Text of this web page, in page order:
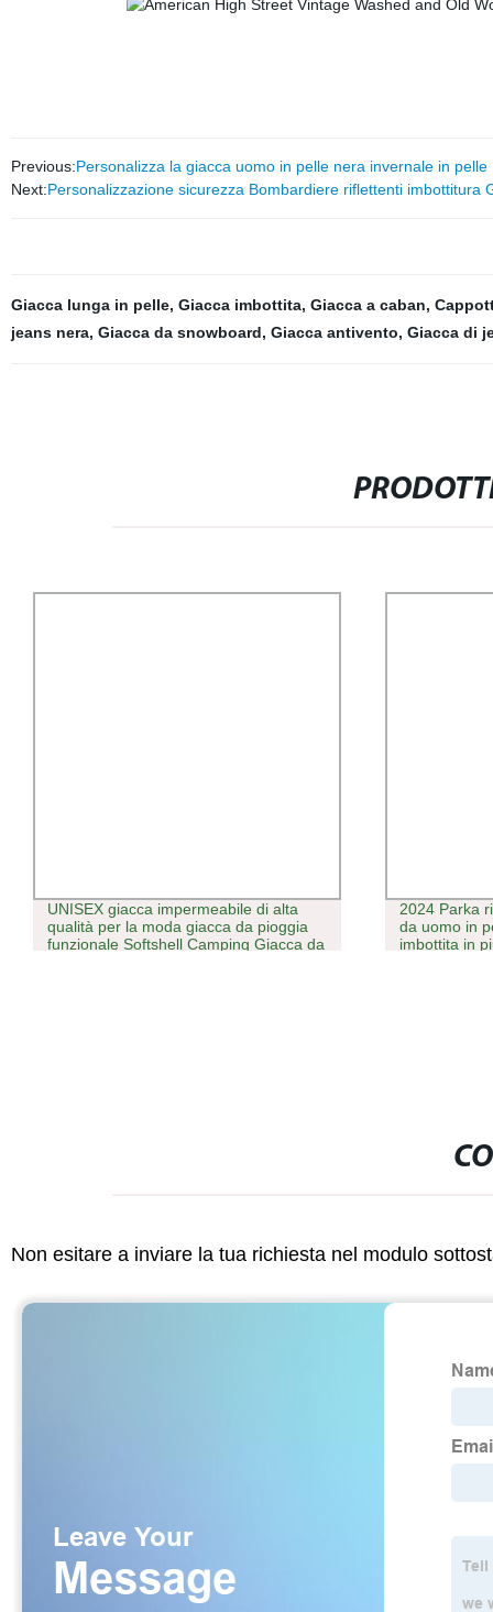
Previous:Personalizza la giacca uomo in pelle nera invernale in pelle
Next:Personalizzazione sicurezza Bombardiere riflettenti imbottitura
Giacca lunga in pelle, Giacca imbottita, Giacca a caban,
jeans nera, Giacca da snowboard, Giacca antivento, Giacca di
UNISEX giacca impermeabile di alta
qualità per la moda giacca da pioggia
funzionale Softshell Camping Giacca da
2024 Parka
da uomo in
imbottita in
Non esitare a inviare la tua richiesta nel modulo